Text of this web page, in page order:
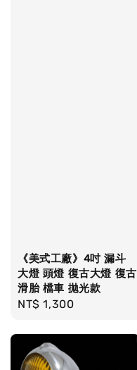
《美式工廠》4吋 漏斗
大燈 頭燈 復古大燈 復古
滑胎 檔車 拋光款
Regular
NT$ 1,300